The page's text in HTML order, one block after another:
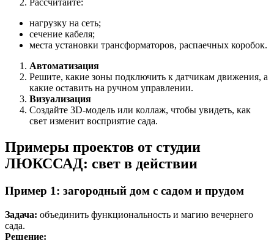
Рассчитайте:
нагрузку на сеть;
сечение кабеля;
места установки трансформаторов, распаечных коробок.
Автоматизация
Решите, какие зоны подключить к датчикам движения, а
какие оставить на ручном управлении.
Визуализация
Создайте 3D-модель или коллаж, чтобы увидеть, как
свет изменит восприятие сада.
Примеры проектов от студии
ЛЮКССАД: свет в действии
Пример 1: загородный дом с садом и прудом
Задача: объединить функциональность и магию вечернего
сада.
Решение: